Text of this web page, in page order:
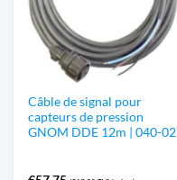
Câble de signal pour
capteurs de pression
GNOM DDE 12m | 040-02